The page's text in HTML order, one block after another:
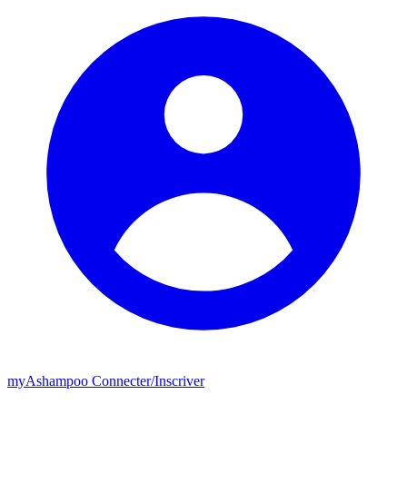
myAshampoo Connecter/Inscriver